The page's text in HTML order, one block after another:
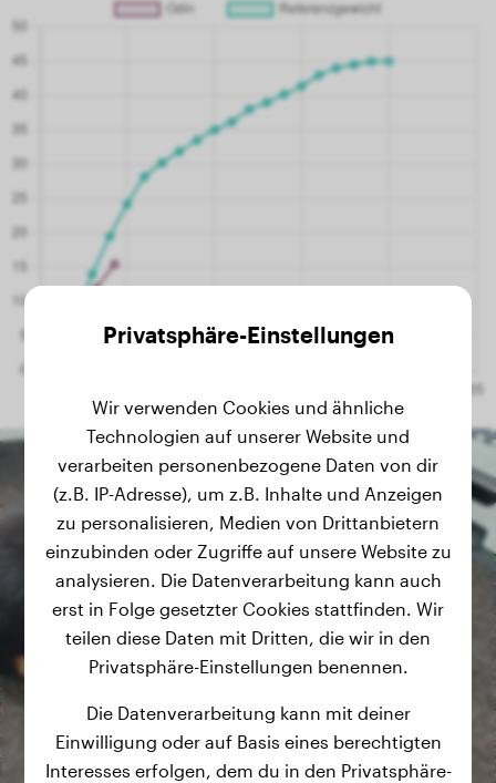
Privatsphäre-Einstellungen
Wir verwenden Cookies und ähnliche
Technologien auf unserer Website und
verarbeiten personenbezogene Daten von dir
(z.B. IP-Adresse), um z.B. Inhalte und Anzeigen
zu personalisieren, Medien von Drittanbietern
einzubinden oder Zugriffe auf unsere Website zu
analysieren. Die Datenverarbeitung kann auch
erst in Folge gesetzter Cookies stattfinden. Wir
teilen diese Daten mit Dritten, die wir in den
Privatsphäre-Einstellungen benennen.
Die Datenverarbeitung kann mit deiner
Einwilligung oder auf Basis eines berechtigten
Interesses erfolgen, dem du in den Privatsphäre-